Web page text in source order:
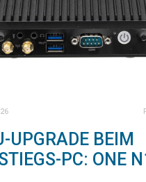
UPGRADE BEIM
PC: ONE